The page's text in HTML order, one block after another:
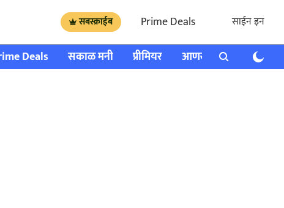
सबस्क्राईब Prime Deals साईन इन
Deals सकाळ मनी प्रीमियर आणखी राशी भविष्य